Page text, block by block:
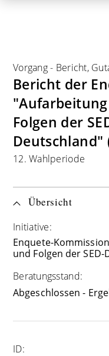
Vorgang- Bericht,
Bericht der
Folgen der
Deutschland"
12. Wahlperiode
Übersicht
Initiative:
Enquete-
und Folgen der
Beratungsstand:
Abgeschlossen -
ID: